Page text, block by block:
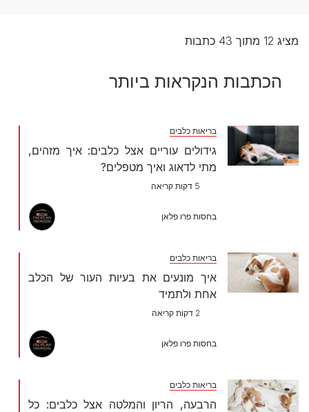
מציג 12 מתוך 43 כתבות
הכתבות הנקראות ביותר
בריאות כלבים
גידולים עוריים אצל כלבים: איך מזהים,
מתי לדאוג ואיך מטפלים?
5 דקות קריאה
בחסות פרו פלאן
בריאות כלבים
איך מונעים את בעיות העור של הכלב
אחת ולתמיד
2 דקות קריאה
בחסות פרו פלאן
בריאות כלבים
הרבעה, הריון והמלטה אצל כלבים: כל